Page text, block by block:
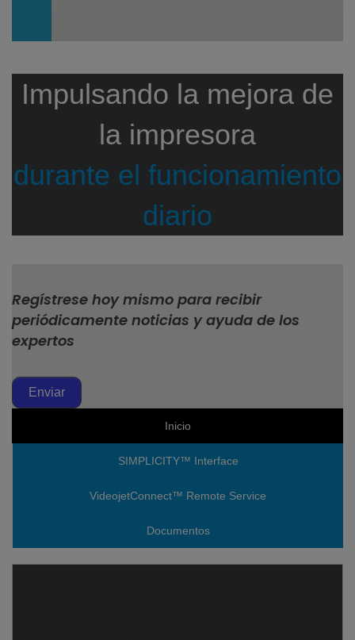
Impulsando la mejora de
la impresora
durante el funcionamiento
diario
Regístrese hoy mismo para recibir
periódicamente noticias y ayuda de los
expertos
Enviar
Inicio
SIMPLICITY™ Interface
VideojetConnect™ Remote Service
Documentos